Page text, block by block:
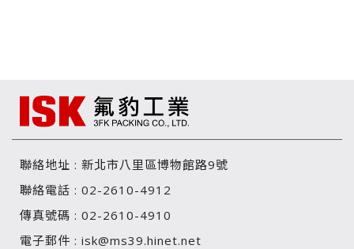
聯絡地址 : 新北市八里區博物館路9號
聯絡電話 : 02-2610-4912
傳真號碼 : 02-2610-4910
電子郵件 : isk@ms39.hinet.net